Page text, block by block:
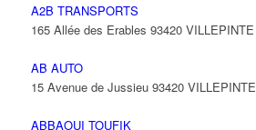
A2B TRANSPORTS
165 Allée des Erables 93420 VILLEPINTE
AB AUTO
15 Avenue de Jussieu 93420 VILLEPINTE
ABBAOUI TOUFIK